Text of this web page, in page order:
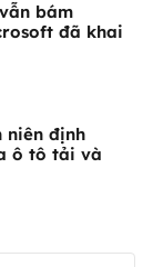
bám
đã khai
niên định
ô tô tải và